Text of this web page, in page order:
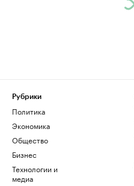
Рубрики
Политика
Экономика
Общество
Бизнес
Технологии и
медиа